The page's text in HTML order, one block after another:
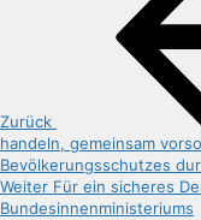
Zurück
handeln, gemeinsam
Bevölkerungsschutzes
Nächster
Beitrag
Weiter Für ein sicheres
Bundesinnenministeriums